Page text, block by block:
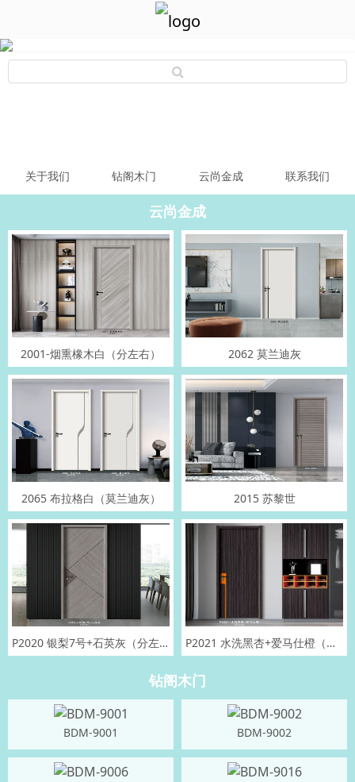
关于我们 钻阁木门 云尚金成 联系我们
云尚金成
2001-烟熏橡木白（分左右） 2062 莫兰迪灰
2065 布拉格白（莫兰迪灰） 2015 苏黎世
P2020 银梨7号+石英灰（分左右） P2021 水洗黑杏+爱马仕橙（分左右）
钻阁木门
BDM-9001 BDM-9002